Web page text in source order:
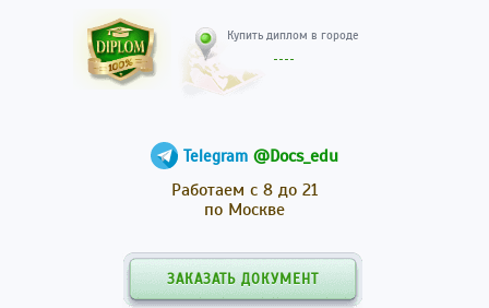
Telegram @Docs_edu
Работаем с 8 до 21
по Москве
ЗАКАЗАТЬ ДОКУМЕНТ